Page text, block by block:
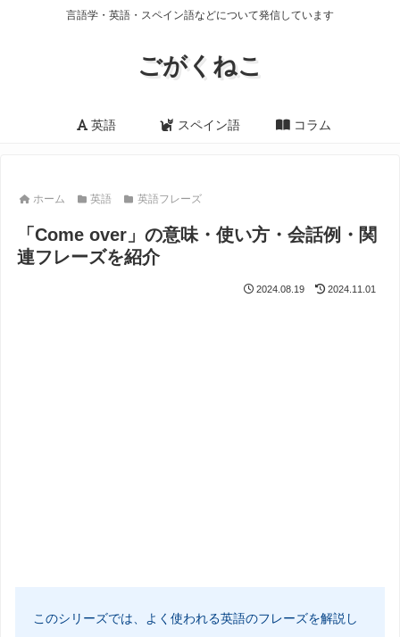
言語学・英語・スペイン語などについて発信しています
ごがくねこ
英語 スペイン語 コラム
ホーム 英語 英語フレーズ
「Come over」の意味・使い方・会話例・関
連フレーズを紹介
2024.08.19 2024.11.01
このシリーズでは、よく使われる英語のフレーズを解説し